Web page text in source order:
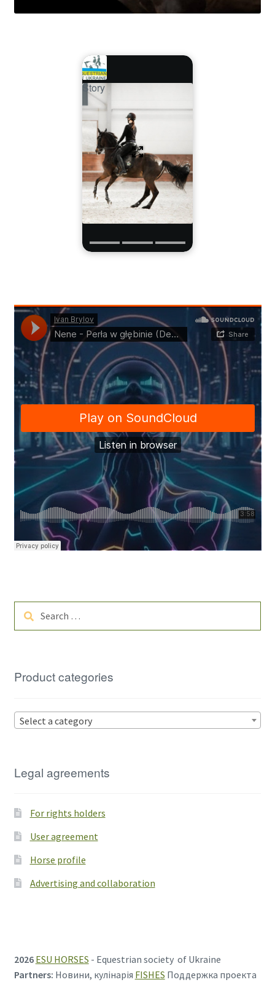
Story
Search
Product categories
Select a category
Legal agreements
For rights holders
User agreement
Horse profile
Advertising and collaboration
2026 ESU HORSES - Equestrian society of Ukraine
Partners: Новини, кулінарія FISHES Поддержка проекта